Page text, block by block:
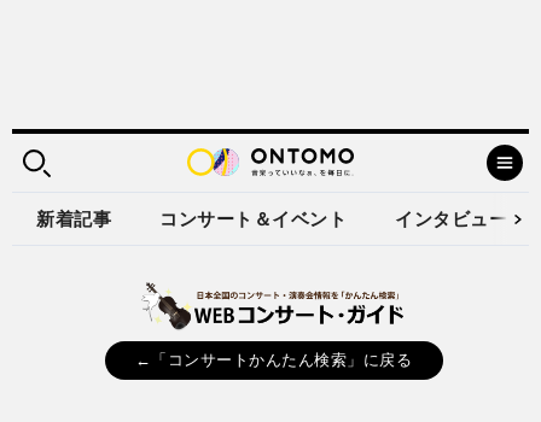
新着記事 コンサート＆イベント インタビュー
←「コンサートかんたん検索」に戻る